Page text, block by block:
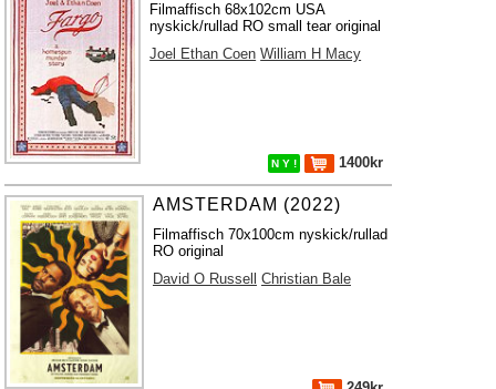
Filmaffisch 68x102cm USA
nyskick/rullad RO small tear original
Joel Ethan Coen William H Macy
N Y ! 1400kr
AMSTERDAM (2022)
Filmaffisch 70x100cm nyskick/rullad
RO original
David O Russell
Christian Bale